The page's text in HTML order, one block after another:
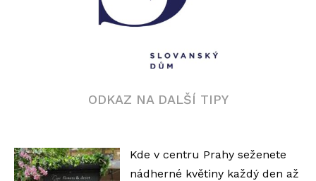
ODKAZ NA DALŠÍ TIPY
Kde v centru Prahy seženete
nádherné květiny každý den až